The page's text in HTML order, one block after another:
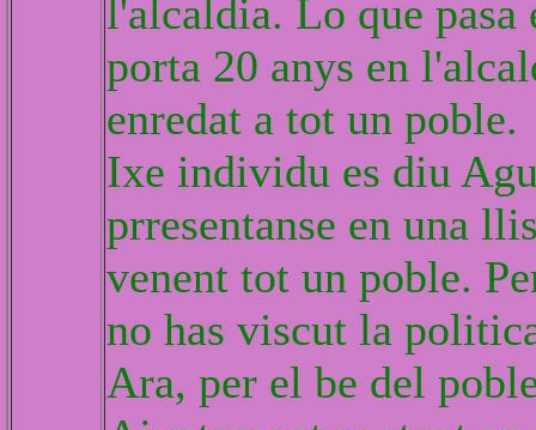
l'alcaldia. Lo que pasa
porta 20 anys en
enredat a tot un poble.
Ixe individu es diu
prresentanse en una
venent tot un poble.
no has viscut la
Ara, per el be del